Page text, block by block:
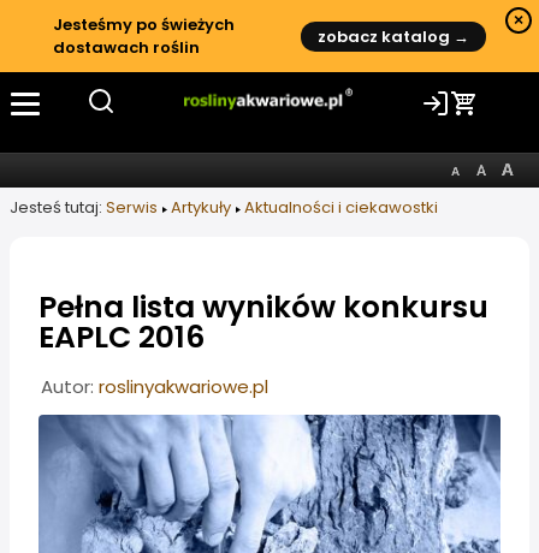
Jesteśmy po świeżych
dostawach roślin
zobacz katalog →
×
Jesteś tutaj: Serwis Artykuły Aktualności i ciekawostki
Pełna lista wyników konkursu
EAPLC 2016
Informacje o artykule
Autor: roslinyakwariowe.pl